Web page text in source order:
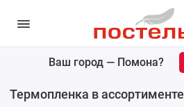
Ваш город — Помона?
Термопленка в ассортименте